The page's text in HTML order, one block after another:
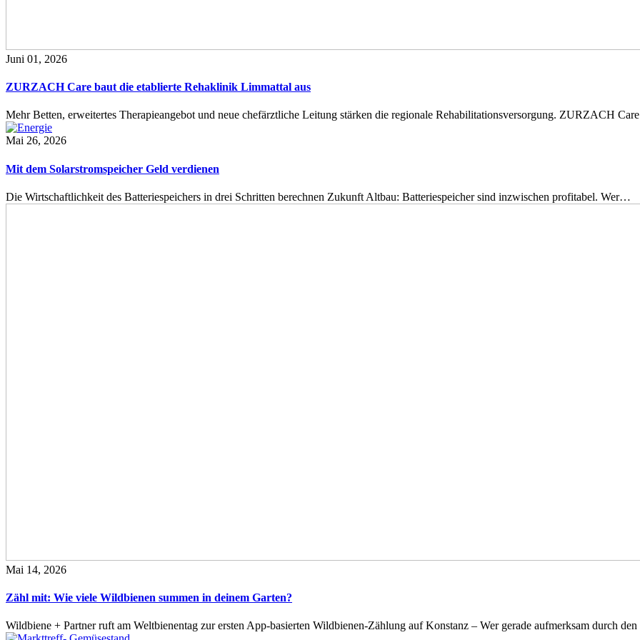
Juni 01, 2026
ZURZACH Care baut die etablierte Rehaklinik Limmattal aus
Mehr Betten, erweitertes Therapieangebot und neue chefärztliche Leitung stärken die regionale Rehabilitationsversorgung. ZURZACH
Mai 26, 2026
Mit dem Solarstromspeicher Geld verdienen
Die Wirtschaftlichkeit des Batteriespeichers in drei Schritten berechnen Zukunft Altbau: Batteriespeicher sind inzwischen profitabel. Wer…
Mai 14, 2026
Zähl mit: Wie viele Wildbienen summen in deinem Garten?
Wildbiene + Partner ruft am Weltbienentag zur ersten App-basierten Wildbienen-Zählung auf Konstanz – Wer gerade aufmerksam durch